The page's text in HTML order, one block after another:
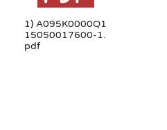
1) A095K0000Q1
15050017600-1.
pdf